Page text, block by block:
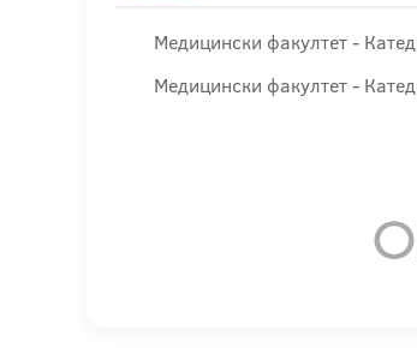
Медицински факултет -
Медицински факултет -